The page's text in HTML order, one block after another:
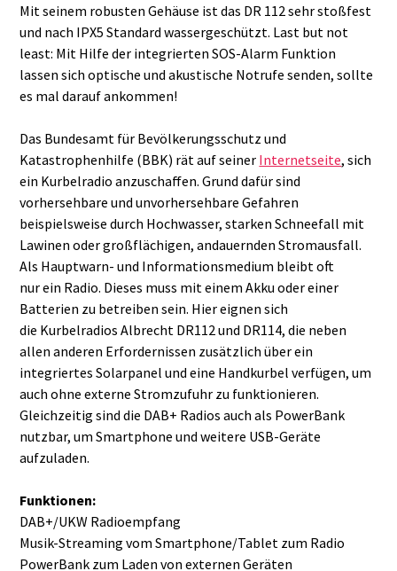
Mit seinem robusten Gehäuse ist das DR 112 sehr stoßfest
und nach IPX5 Standard wassergeschützt. Last but not
least: Mit Hilfe der integrierten SOS-Alarm Funktion
lassen sich optische und akustische Notrufe senden, sollte
es mal darauf ankommen!
Das Bundesamt für Bevölkerungsschutz und
Katastrophenhilfe (BBK) rät auf seiner Internetseite, sich
ein Kurbelradio anzuschaffen. Grund dafür sind
vorhersehbare und unvorhersehbare Gefahren
beispielsweise durch Hochwasser, starken Schneefall mit
Lawinen oder großflächigen, andauernden Stromausfall.
Als Hauptwarn- und Informationsmedium bleibt oft
nur ein Radio. Dieses muss mit einem Akku oder einer
Batterien zu betreiben sein. Hier eignen sich
die Kurbelradios Albrecht DR112 und DR114, die neben
allen anderen Erfordernissen zusätzlich über ein
integriertes Solarpanel und eine Handkurbel verfügen, um
auch ohne externe Stromzufuhr zu funktionieren.
Gleichzeitig sind die DAB+ Radios auch als PowerBank
nutzbar, um Smartphone und weitere USB-Geräte
aufzuladen.
Funktionen:
DAB+/UKW Radioempfang
Musik-Streaming vom Smartphone/Tablet zum Radio
PowerBank zum Laden von externen Geräten